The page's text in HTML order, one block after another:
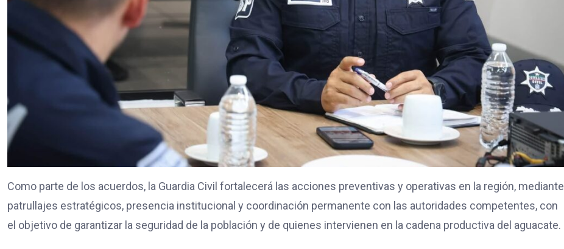
Como parte de los acuerdos, la Guardia Civil fortalecerá las acciones preventivas y operativas en la región, mediante
patrullajes estratégicos, presencia institucional y coordinación permanente con las autoridades competentes, con
el objetivo de garantizar la seguridad de la población y de quienes intervienen en la cadena productiva del aguacate.